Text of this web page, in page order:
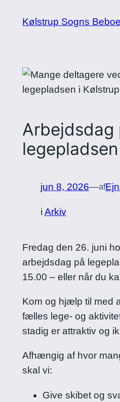
Kølstrup Sogns
Arbejdsdag
jun 8, 2026—af
i Arkiv
Fredag den 26. juni
arbejdsdag på
15.00 – eller når du
Kom og hjælp til med
fælles lege- og
stadig er attraktiv og
Afhængig af hvor
skal vi:
Give skibet og